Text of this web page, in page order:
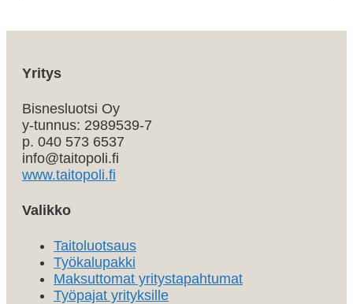
Yritys
Bisnesluotsi Oy
y-tunnus: 2989539-7
p. 040 573 6537
info@taitopoli.fi
www.taitopoli.fi
Valikko
Taitoluotsaus
Työkalupakki
Maksuttomat yritystapahtumat
Työpajat yrityksille